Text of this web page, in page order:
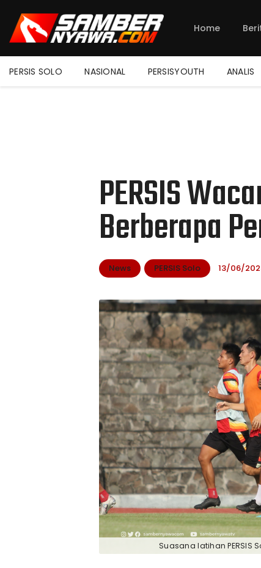
Home
PERSIS SOLO NASIONAL PERSISYOUTH ANALIS
PERSIS
Berberapa
News PERSIS Solo 13/06/
Suasana latihan PERSIS